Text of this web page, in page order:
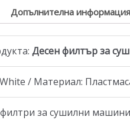
Допълнителна информация
Десен филтър за
/ Материал:
филтри за сушилни машини